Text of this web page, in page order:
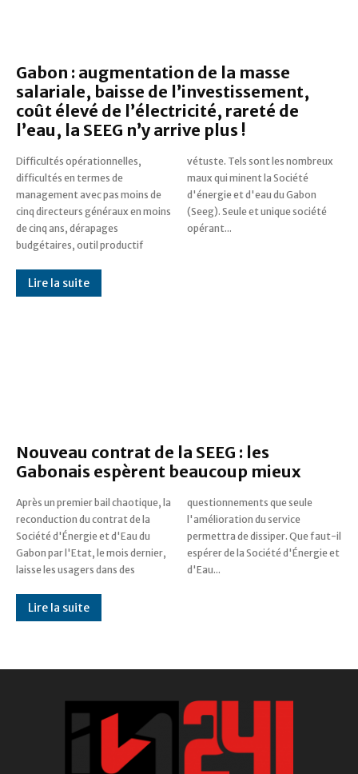
Gabon : augmentation de la masse
salariale, baisse de l’investissement,
coût élevé de l’électricité, rareté de
l’eau, la SEEG n’y arrive plus !
Difficultés opérationnelles,
difficultés en termes de
management avec pas moins de
cinq directeurs généraux en moins
de cinq ans, dérapages
budgétaires, outil productif
vétuste. Tels sont les nombreux
maux qui minent la Société
d'énergie et d'eau du Gabon
(Seeg). Seule et unique société
opérant...
Lire la suite
Nouveau contrat de la SEEG : les
Gabonais espèrent beaucoup mieux
Après un premier bail chaotique, la
reconduction du contrat de la
Société d'Énergie et d'Eau du
Gabon par l'Etat, le mois dernier,
laisse les usagers dans des
questionnements que seule
l'amélioration du service
permettra de dissiper. Que faut-il
espérer de la Société d'Énergie et
d'Eau...
Lire la suite